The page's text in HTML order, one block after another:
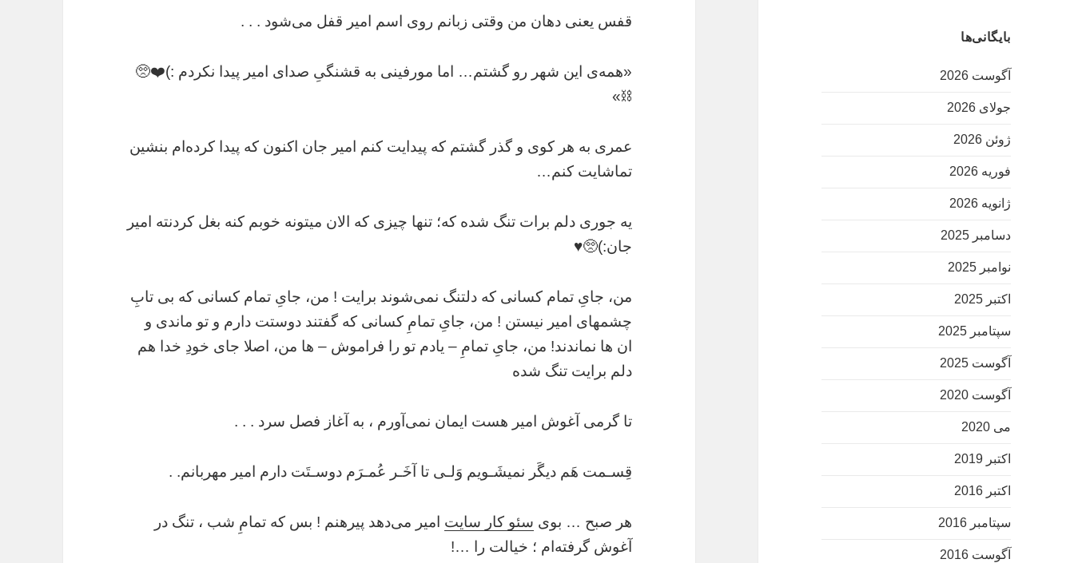
بایگانی‌ها
آگوست 2026
جولای 2026
ژوئن 2026
فوریه 2026
ژانویه 2026
دسامبر 2025
نوامبر 2025
اکتبر 2025
سپتامبر 2025
آگوست 2025
آگوست 2020
می 2020
اکتبر 2019
اکتبر 2016
سپتامبر 2016
آگوست 2016
قفس یعنی دهان من وقتی زبانم روی اسم امیر قفل می‌شود . . .
«همه‌ی این شهر رو گشتم… اما مورفینی به قشنگىِ صداى امیر پیدا نکردم :)❤️🥺
⛓️»
عمری به هر کوی و گذر گشتم که پیدایت کنم امیر جان اکنون که پیدا کرده‌ام بنشین
تماشایت کنم…
یه جوری دلم برات تنگ شده که؛ تنها چیزی که الان میتونه خوبم کنه بغل کردنته امیر
جان:)🥺♥️
من، جایِ تمام کسانی که دلتنگ نمی‌شوند برایت ! من، جایِ تمام کسانی که بی تابِ
چشمهای امیر نیستن ! من، جایِ تمامِ کسانی که گفتند دوستت دارم و تو ماندی و
ان ها نماندند! من، جایِ تمامِ – یادم تو را فراموش – ها من، اصلا جای خودِ خدا هم
دلم برایت تنگ شده
تا گرمی آغوش امیر هست ایمان نمی‌آورم ، به آغاز فصل سرد . . .
قِسـمت هَم دیگَر نمیشَـویم وَلـی تا آخَـر عُمـرَم دوسـتَت دارم امیر مهربانم. .
هر صبح … بوی سئو کار سایت امیر می‌دهد پیرهنم ! بس که تمامِ شب ، تنگ در
آغوش گرفته‌ام ؛ خیالت را …!